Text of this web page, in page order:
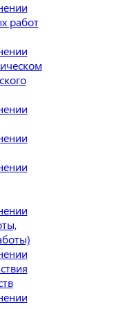
работ